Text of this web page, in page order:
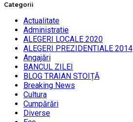
Categorii
Actualitate
Administratie
ALEGERI LOCALE 2020
ALEGERI PREZIDENTIALE 2014
Angajări
BANCUL ZILEI
BLOG TRAIAN STOIȚĂ
Breaking News
Cultura
Cumpărări
Diverse